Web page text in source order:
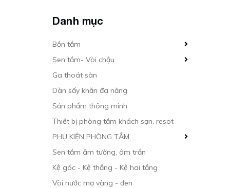
Danh mục
Bồn tắm
Sen tắm- Vòi chậu
Ga thoát sàn
Dàn sấy khăn đa năng
Sản phẩm thông minh
Thiết bị phòng tắm khách sạn, resot
PHỤ KIỆN PHÒNG TẮM
Sen tắm âm tường, âm trần
Kệ góc - Kệ thẳng - Kệ hai tầng
Vòi nước mạ vàng - đen